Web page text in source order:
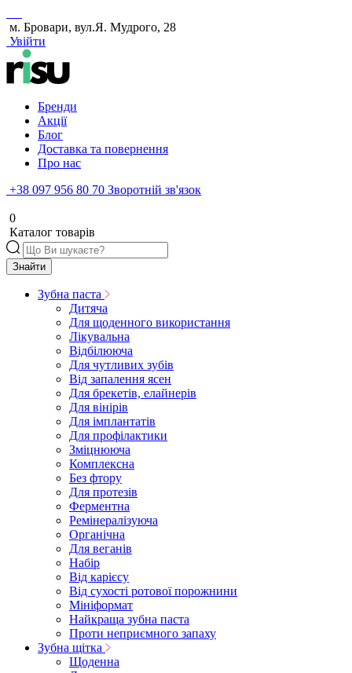
м. Бровари, вул.Я. Мудрого, 28
Увійти
Бренди
Акції
Блог
Доставка та повернення
Про нас
+38 097 956 80 70 Зворотній зв'язок
0
Каталог товарів
Знайти
Зубна паста
Дитяча
Для щоденного використання
Лікувальна
Відбілююча
Для чутливих зубів
Від запалення ясен
Для брекетів, елайнерів
Для вінірів
Для імплантатів
Для профілактики
Зміцнююча
Комплексна
Без фтору
Для протезів
Ферментна
Ремінералізуюча
Органічна
Для веганів
Набір
Від карієсу
Від сухості ротової порожнини
Мініформат
Найкраща зубна паста
Проти неприємного запаху
Зубна щітка
Щоденна